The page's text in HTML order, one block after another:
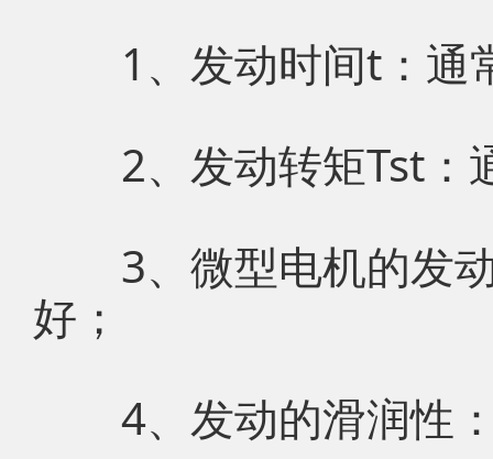
1、发动时间t：通
2、发动转矩Tst：
3、微型电机的发动
好；
4、发动的滑润性：